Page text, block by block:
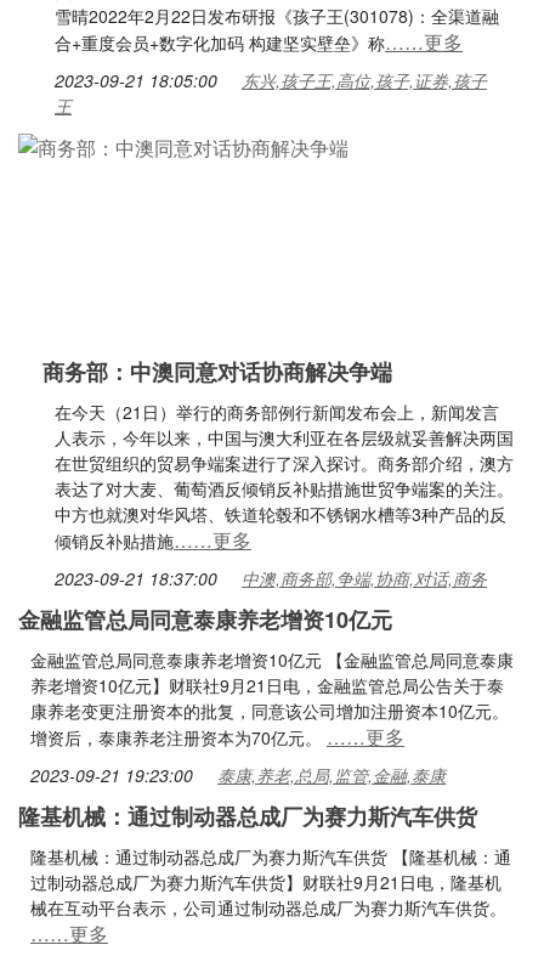
雪晴2022年2月22日发布研报《孩子王(301078)：全渠道融
合+重度会员+数字化加码 构建坚实壁垒》称……更多
2023-09-21 18:05:00
东兴,孩子王,高位,孩子,证券,孩子
王
商务部：中澳同意对话协商解决争端
在今天（21日）举行的商务部例行新闻发布会上，新闻发言
人表示，今年以来，中国与澳大利亚在各层级就妥善解决两国
在世贸组织的贸易争端案进行了深入探讨。商务部介绍，澳方
表达了对大麦、葡萄酒反倾销反补贴措施世贸争端案的关注。
中方也就澳对华风塔、铁道轮毂和不锈钢水槽等3种产品的反
倾销反补贴措施……更多
2023-09-21 18:37:00 中澳,商务部,争端,协商,对话,商务
金融监管总局同意泰康养老增资10亿元
金融监管总局同意泰康养老增资10亿元 【金融监管总局同意泰康
养老增资10亿元】财联社9月21日电，金融监管总局公告关于泰
康养老变更注册资本的批复，同意该公司增加注册资本10亿元。
增资后，泰康养老注册资本为70亿元。 ……更多
2023-09-21 19:23:00 泰康,养老,总局,监管,金融,泰康
隆基机械：通过制动器总成厂为赛力斯汽车供货
隆基机械：通过制动器总成厂为赛力斯汽车供货 【隆基机械：通
过制动器总成厂为赛力斯汽车供货】财联社9月21日电，隆基机
械在互动平台表示，公司通过制动器总成厂为赛力斯汽车供货。
……更多